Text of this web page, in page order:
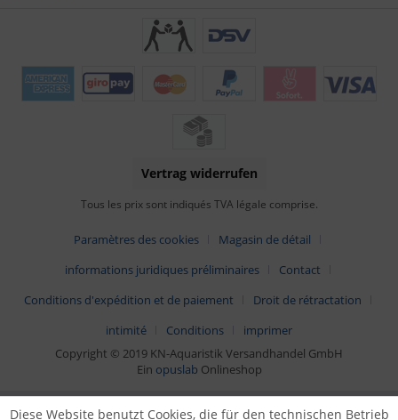
Vertrag widerrufen
Tous les prix sont indiqués TVA légale comprise.
Paramètres des cookies
Magasin de détail
informations juridiques préliminaires
Contact
Conditions d'expédition et de paiement
Droit de rétractation
intimité
Conditions
imprimer
Copyright © 2019 KN-Aquaristik Versandhandel GmbH
Ein opuslab Onlineshop
Diese Website benutzt Cookies, die für den technischen Betrieb